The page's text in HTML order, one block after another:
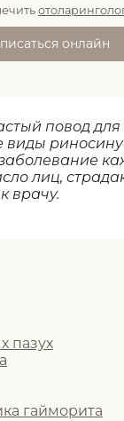
онлайн
повод
лиц,
врачу.
пазух
гайморита